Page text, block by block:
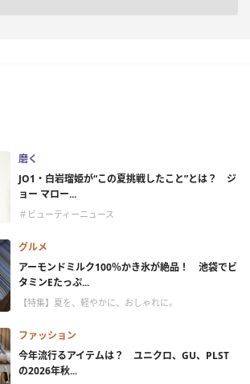
磨く
JO1・白岩瑠姫が“この夏挑戦したこと”とは？ ジ
ョー マロー...
＃ビューティーニュース
グルメ
アーモンドミルク100％かき氷が絶品！ 池袋でビ
タミンEたっぷ...
【特集】夏を、軽やかに、おしゃれに。
ファッション
今年流行るアイテムは？ ユニクロ、GU、PLST
の2026年秋...